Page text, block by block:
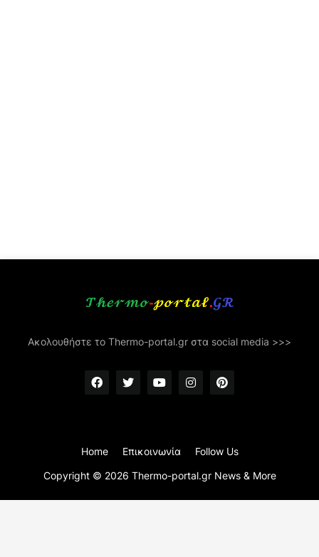
Ακολουθήστε το Thermo-portal.gr στα social media >>>
Copyright © 2026 Thermo-portal.gr News & More
Home Επικοινωνία Follow Us